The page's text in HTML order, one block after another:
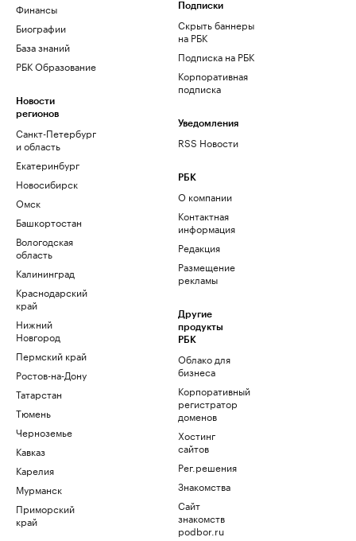
Финансы
Биографии
База знаний
РБК Образование
Новости
регионов
Санкт-Петербург
и область
Екатеринбург
Новосибирск
Омск
Башкортостан
Вологодская
область
Калининград
Краснодарский
край
Нижний
Новгород
Пермский край
Ростов-на-Дону
Татарстан
Тюмень
Черноземье
Кавказ
Карелия
Мурманск
Приморский
край
Подписки
Скрыть баннеры
на РБК
Подписка на РБК
Корпоративная
подписка
Уведомления
RSS Новости
РБК
О компании
Контактная
информация
Редакция
Размещение
рекламы
Другие
продукты
РБК
Облако для
бизнеса
Корпоративный
регистратор
доменов
Хостинг
сайтов
Рег.решения
Знакомства
Сайт
знакомств
podbor.ru